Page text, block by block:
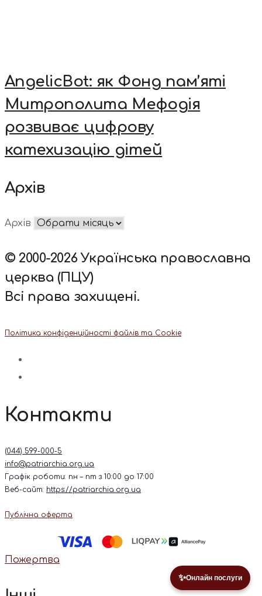
✨Онлайн послуги
AngelicBot: як Фонд пам’яті
Митрополита Мефодія
розвиває цифрову
катехизацію дітей
Архів
Архів
© 2000-2026 Українська православна
церква (ПЦУ)
Всі права захищені.
Політика конфіденційності файлів та Cookie
Контакти
(044) 599-000-5
info@patriarchia.org.ua
Графік роботи: пн – пт з 10:00 до 17:00
Веб-сайт: https://patriarchia.org.ua
Публічна оферта
Пожертва